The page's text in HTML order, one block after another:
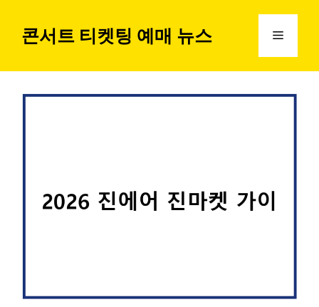
콘서트 티켓팅 예매 뉴스 메